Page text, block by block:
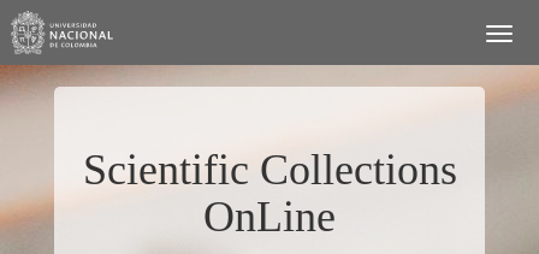
Scientific Collections
OnLine